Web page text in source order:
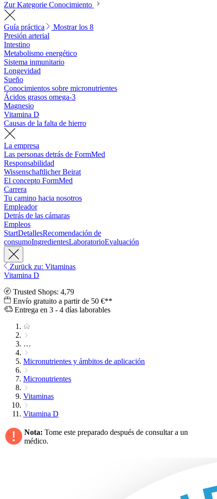
Zur Kategorie Conocimiento
Guía práctica
Mostrar los 8
Presión arterial
Intestino
Metabolismo energético
Sistema inmunitario
Longevidad
Sueño
Conocimientos sobre micronutrientes
Ácidos grasos omega-3
Magnesio
Vitamina D
Causas de la falta de hierro
La empresa
Las personas detrás de FormMed
Responsabilidad
Wissenschaftlicher Beirat
El concepto FormMed
Carrera
Tu camino hacia nosotros
Empleador
Detrás de las cámaras
Empleos
StartDetallesRecomendación de
consumoIngredientesLaboratorioEvaluación
Zurück zu: Vitaminas
Vitamina D
Trusted Shops: 4,79
Envío gratuito a partir de 50 €**
Entrega en 3 - 4 días laborables
…
Micronutrientes y ámbitos de aplicación
Micronutrientes
Vitaminas
Vitamina D
Nota: Tome este preparado después de consultar a un
médico.